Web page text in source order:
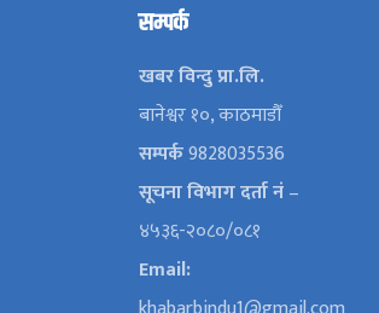
सम्पर्क
खबर विन्दु प्रा.लि.
बानेश्वर १०, काठमाडौँ
सम्पर्क9828035536
सूचना विभाग दर्ता नं–
४५३६-२०८०/०८१
Email: